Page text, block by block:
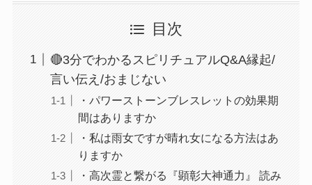
目次
🔴3分でわかるスピリチュアルQ&A縁起/
言い伝え/おまじない
・パワーストーンブレスレットの効果期
間はありますか
・私は雨女ですが晴れ女になる方法はあ
りますか
・高次霊と繋がる『顕彰大神通力』 読み